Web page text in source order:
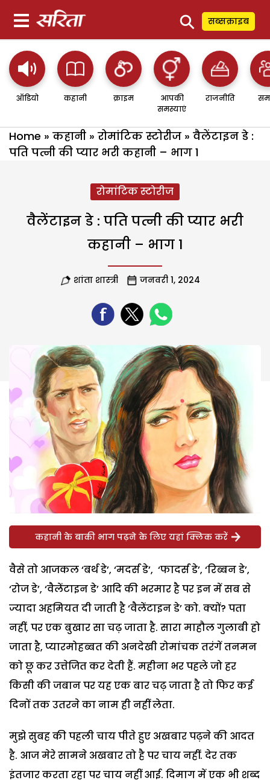
⚲ सब्सक्राइब
ऑडियो कहानी क्राइम
आपकी
समस्याएं
राजनीति
Home » कहानी » रोमांटिक स्टोरीज » वैलेंटाइन डे :
पति पत्नी की प्यार भरी कहानी – भाग 1
रोमांटिक स्टोरीज
वैलेंटाइन डे : पति पत्नी की प्यार भरी
कहानी – भाग 1
शांता शास्त्री जनवरी 1, 2024
कहानी के बाकी भाग पढ़ने के लिए यहां क्लिक करें
वैसे तो आजकल ‘बर्थ डे’, ‘मदर्स डे’, ‘फादर्स डे’, ‘रिब्बन डे’,
‘रोज डे’, ‘वैलेंटाइन डे’ आदि की भरमार है पर इन में सब से
ज्यादा अहमियत दी जाती है ‘वैलेंटाइन डे’ को. क्यों? पता
नहीं, पर एक बुखार सा चढ़ जाता है. सारा माहौल गुलाबी हो
जाता है, प्यारमोहब्बत की अनदेखी रोमांचक तरंगें तनमन
को छू कर उत्तेजित कर देती हैं. महीना भर पहले जो हर
किसी की जबान पर यह एक बार चढ़ जाता है तो फिर कई
दिनों तक उतरने का नाम ही नहीं लेता.
मुझे सुबह की पहली चाय पीते हुए अखबार पढ़ने की आदत
है. आज मेरे सामने अखबार तो है पर चाय नहीं. देर तक
इंतजार करता रहा पर चाय नहीं आई. दिमाग में एक भी शब्द